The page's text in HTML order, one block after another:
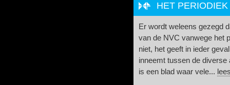
HET
Er wordt weleens gezegd
van de NVC vanwege het
niet, het geeft in ieder
inneemt tussen de diverse
is een blad waar vele...